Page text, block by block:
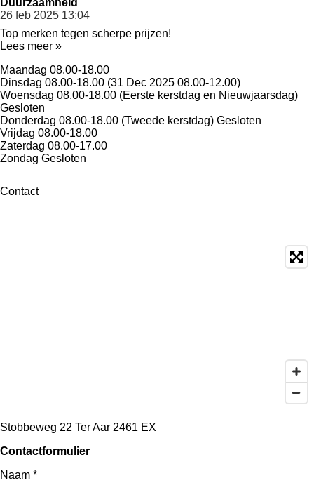
Duurzaamheid
26 feb 2025 13:04
Top merken tegen scherpe prijzen!
Lees meer »
Maandag 08.00-18.00
Dinsdag 08.00-18.00 (31 Dec 2025 08.00-12.00)
Woensdag 08.00-18.00 (Eerste kerstdag en Nieuwjaarsdag)
Gesloten
Donderdag 08.00-18.00 (Tweede kerstdag) Gesloten
Vrijdag 08.00-18.00
Zaterdag 08.00-17.00
Zondag Gesloten
Contact
Stobbeweg 22 Ter Aar 2461 EX
Contactformulier
Naam *